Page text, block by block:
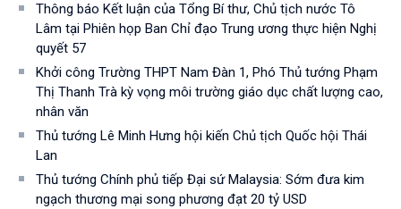
Thông báo Kết luận của Tổng Bí thư, Chủ tịch nước Tô
Lâm tại Phiên họp Ban Chỉ đạo Trung ương thực hiện Nghị
quyết 57
Khởi công Trường THPT Nam Đàn 1, Phó Thủ tướng Phạm
Thị Thanh Trà kỳ vọng môi trường giáo dục chất lượng cao,
nhân văn
Thủ tướng Lê Minh Hưng hội kiến Chủ tịch Quốc hội Thái
Lan
Thủ tướng Chính phủ tiếp Đại sứ Malaysia: Sớm đưa kim
ngạch thương mại song phương đạt 20 tỷ USD